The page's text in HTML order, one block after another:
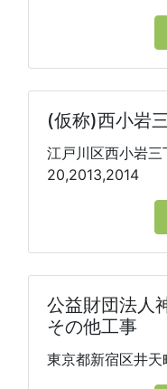
(仮称)西小岩
江戸川区西小岩
20,2013,2014
公益財団法人
その他工事
東京都新宿区井